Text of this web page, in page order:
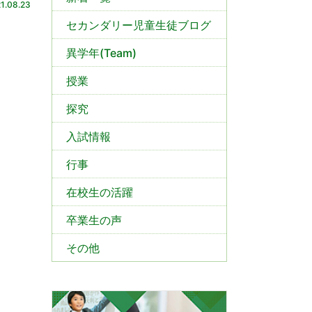
セカンダリー児童生徒ブログ
異学年(Team)
授業
探究
入試情報
行事
在校生の活躍
卒業生の声
その他